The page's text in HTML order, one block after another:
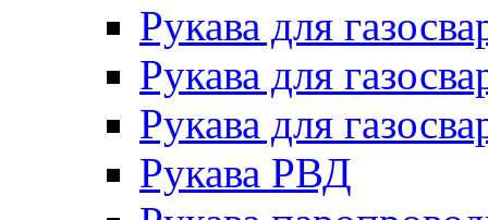
Рукава для
Рукава для
Рукава для
Рукава РВД